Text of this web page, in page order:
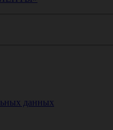
данных